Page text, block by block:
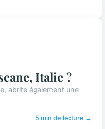
Italie ?
abrite également une
5 min de lecture →